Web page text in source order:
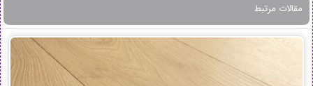
مقالات مرتبط